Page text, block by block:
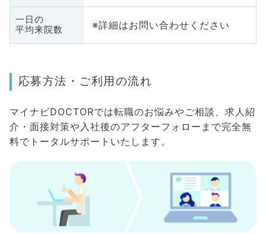
一日の
平均来院数
※詳細はお問い合わせください
応募方法・ご利用の流れ
マイナビDOCTORでは転職のお悩みやご相談、求人紹
介・面接対策や入社後のアフターフォローまで完全無
料でトータルサポートいたします。